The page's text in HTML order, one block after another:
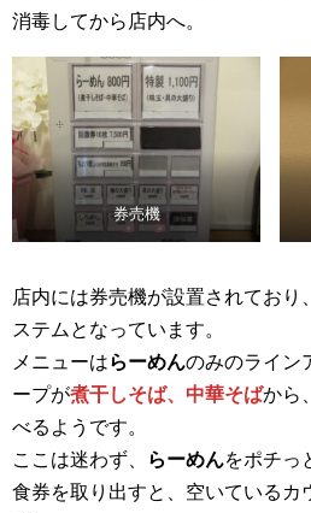
消毒してから店内へ。
券売機
店内には券売機が設置されており
ステムとなっています。
メニューはらーめんのみのライン
ープが煮干しそば、中華そばから
べるようです。
ここは迷わず、
らーめんをポチっ
食券を取り出すと、空いているカ